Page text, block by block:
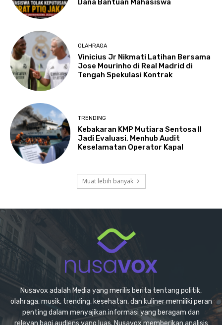
Dana Bantuan Mahasiswa
OLAHRAGA
Vinicius Jr Nikmati Latihan Bersama
Jose Mourinho di Real Madrid di
Tengah Spekulasi Kontrak
TRENDING
Kebakaran KMP Mutiara Sentosa II
Jadi Evaluasi, Menhub Audit
Keselamatan Operator Kapal
Muat lebih banyak
Nusavox adalah Media yang merilis berita tentang politik,
olahraga, musik, trending, kesehatan, dan kuliner memiliki peran
penting dalam menyajikan informasi yang beragam dan
relevan bagi audiens yang luas. Nusavox memberikan analisis